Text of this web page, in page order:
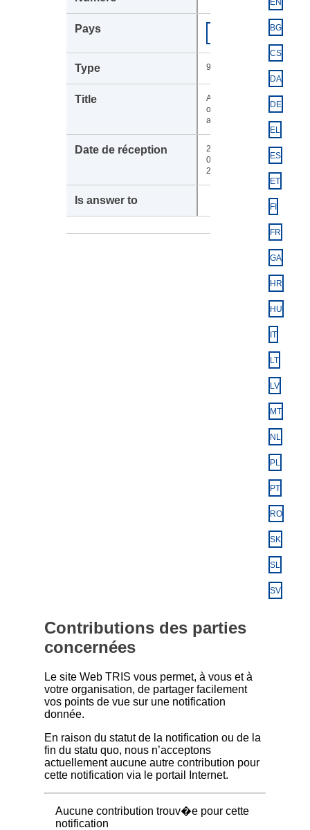
Commission
européenne
949
Acknowledgement
of receipt of the
adopted text
22-
04-
2025
BG
CS
DA
DE
EL
ES
ET
FI
FR
GA
HR
HU
IT
LT
LV
MT
NL
PL
PT
RO
SK
SL
SV
Contributions des parties
concernées
Le site Web TRIS vous permet, à vous et à
votre organisation, de partager facilement
vos points de vue sur une notification
donnée.
En raison du statut de la notification ou de la
fin du statu quo, nous n’acceptons
actuellement aucune autre contribution pour
cette notification via le portail Internet.
Aucune contribution trouv�e pour cette
notification